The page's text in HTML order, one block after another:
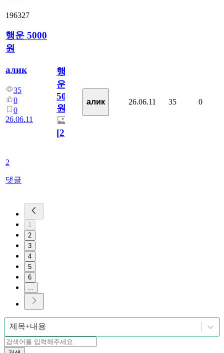
196327
행운 5000
원
алик
35
0
0
26.06.11
2
댓글
행
운
5000
원
[2]
алик 26.06.11 35 0
1
2
3
4
5
6
제목+내용